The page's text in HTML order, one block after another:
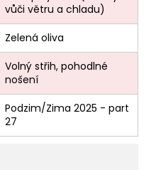
vůči větru a chladu)
Zelená oliva
Volný střih, pohodlné
nošení
Podzim/Zima 2025 - part
27